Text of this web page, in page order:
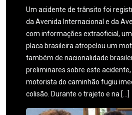
Um acidente de trânsito foi
da Avenida Internacional e da
com informações extraoficial,
placa brasileira atropelou um
também de nacionalidade
preliminares sobre este
motorista do caminhão fugiu
colisão. Durante o trajeto e na […]